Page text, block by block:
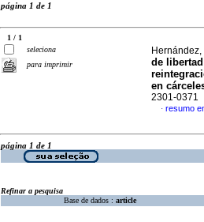
página 1 de 1
1 / 1
seleciona
para imprimir
de
en
2301-0371
· resumo
página 1 de 1
Refinar a pesquisa
Base de dados : article